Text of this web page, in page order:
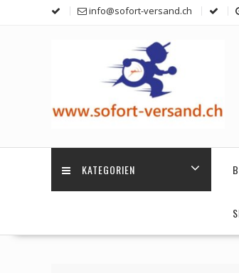
info@sofort-versand.ch
KATEGORIEN